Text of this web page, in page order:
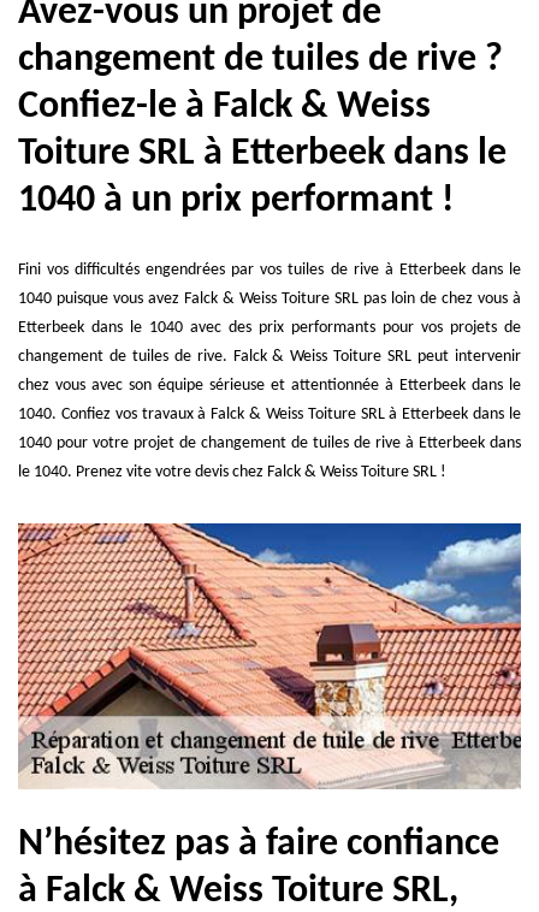
Avez-vous un projet de
changement de tuiles de rive ?
Confiez-le à Falck & Weiss
Toiture SRL à Etterbeek dans le
1040 à un prix performant !
Fini vos difficultés engendrées par vos tuiles de rive à Etterbeek dans le
1040 puisque vous avez Falck & Weiss Toiture SRL pas loin de chez vous à
Etterbeek dans le 1040 avec des prix performants pour vos projets de
changement de tuiles de rive. Falck & Weiss Toiture SRL peut intervenir
chez vous avec son équipe sérieuse et attentionnée à Etterbeek dans le
1040. Confiez vos travaux à Falck & Weiss Toiture SRL à Etterbeek dans le
1040 pour votre projet de changement de tuiles de rive à Etterbeek dans
le 1040. Prenez vite votre devis chez Falck & Weiss Toiture SRL !
N’hésitez pas à faire confiance
à Falck & Weiss Toiture SRL,